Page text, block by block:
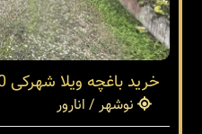
خرید باغچه ویلا شهرکی 500 متری در انارور نوشهر
نوشهر / انارور